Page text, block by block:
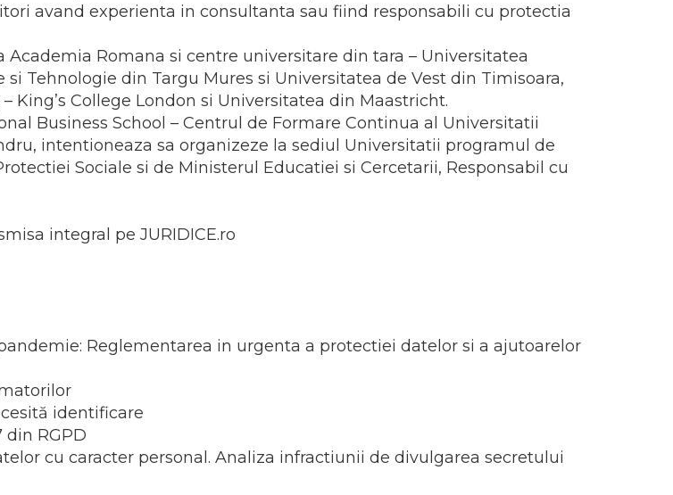
avand experienta in consultanta sau fiind responsabili cu protectia
Romana si centre universitare din tara – Universitatea
Tehnologie din Targu Mures si Universitatea de Vest din Timisoara,
King’s College London si Universitatea din Maastricht.
Business School – Centrul de Formare Continua al Universitatii
intentioneaza sa organizeze la sediul Universitatii programul de
Sociale si de Ministerul Educatiei si Cercetarii, Responsabil cu
integral pe JURIDICE.ro
Reglementarea in urgenta a protectiei datelor si a ajutoarelor
identificare
din RGPD
cu caracter personal. Analiza infractiunii de divulgarea secretului